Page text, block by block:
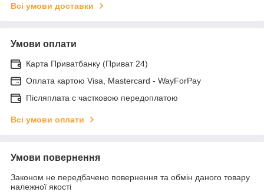
Всі умови доставки
Умови оплати
Карта Приватбанку (Приват 24)
Оплата картою Visa, Mastercard - WayForPay
Післяплата с частковою передоплатою
Всі умови оплати
Умови повернення
Законом не передбачено повернення та обмін даного товару
належної якості